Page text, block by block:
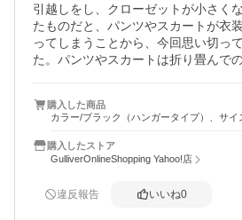
引越しをし、クローゼットが小さく
たものだと、パンツやスカートが衣
ってしまうことから、今回思い切っ
た。パンツやスカートは折り畳んで
スが確保でき、私は大満足！
購入した商品
カラー/ブラック（ハンガータイプ）、サイ
購入したストア
GulliverOnlineShopping Yahoo!店
違反報告 いいね0